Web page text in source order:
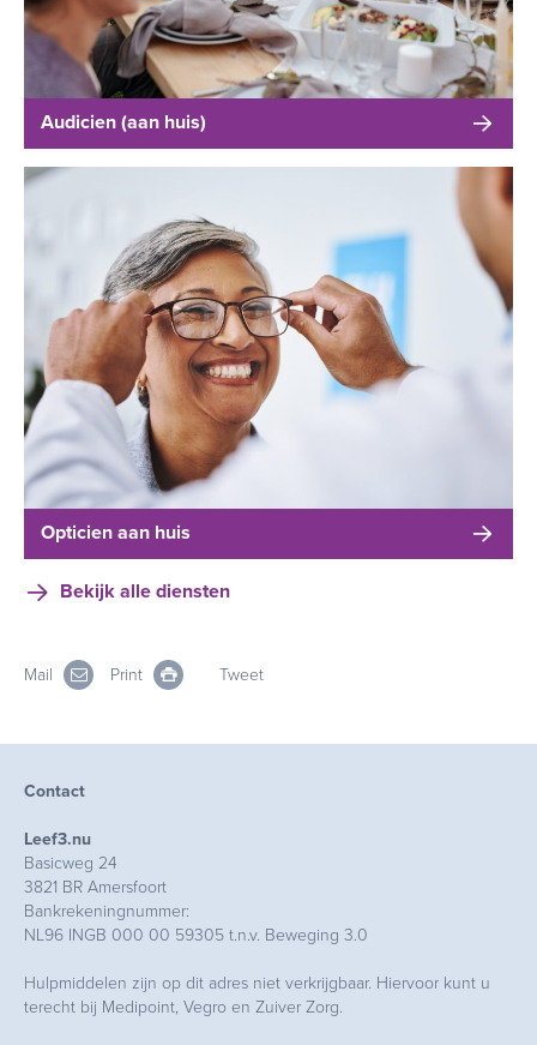
Audicien (aan huis)
Opticien aan huis
Bekijk alle diensten
Mail Print Tweet
Contact
Leef3.nu
Basicweg 24
3821 BR Amersfoort
Bankrekeningnummer:
NL96 INGB 000 00 59305 t.n.v. Beweging 3.0
Hulpmiddelen zijn op dit adres niet verkrijgbaar. Hiervoor kunt u
terecht bij Medipoint, Vegro en Zuiver Zorg.